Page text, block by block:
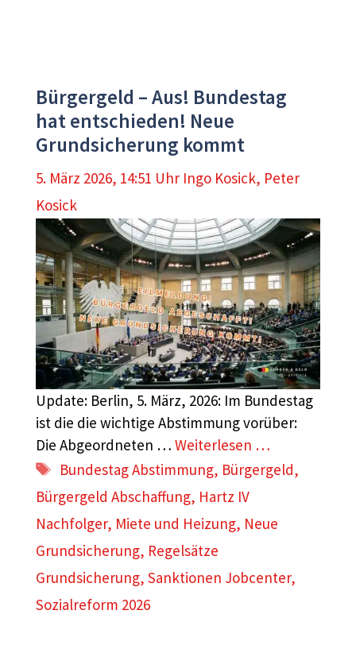
Bürgergeld – Aus! Bundestag
hat entschieden! Neue
Grundsicherung kommt
5. März 2026, 14:51 Uhr Ingo Kosick, Peter
Kosick
Update: Berlin, 5. März, 2026: Im Bundestag
ist die die wichtige Abstimmung vorüber:
Die Abgeordneten … Weiterlesen …
Schlagwörter
Bundestag Abstimmung, Bürgergeld,
Bürgergeld Abschaffung, Hartz IV
Nachfolger, Miete und Heizung, Neue
Grundsicherung, Regelsätze
Grundsicherung, Sanktionen Jobcenter,
Sozialreform 2026